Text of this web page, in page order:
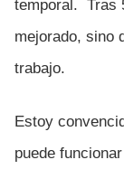
temporal. Tras
mejorado, sino
trabajo.
Estoy
puede